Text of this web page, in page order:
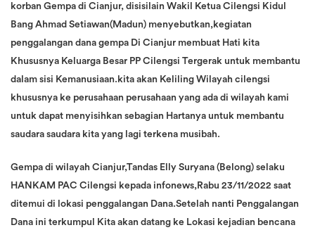
korban Gempa di Cianjur, disisilain Wakil Ketua Cilengsi Kidul
Bang Ahmad Setiawan(Madun) menyebutkan,kegiatan
penggalangan dana gempa Di Cianjur membuat Hati kita
Khususnya Keluarga Besar PP Cilengsi Tergerak untuk membantu
dalam sisi Kemanusiaan.kita akan Keliling Wilayah cilengsi
khususnya ke perusahaan perusahaan yang ada di wilayah kami
untuk dapat menyisihkan sebagian Hartanya untuk membantu
saudara saudara kita yang lagi terkena musibah.
Gempa di wilayah Cianjur,Tandas Elly Suryana (Belong) selaku
HANKAM PAC Cilengsi kepada infonews,Rabu 23/11/2022 saat
ditemui di lokasi penggalangan Dana.Setelah nanti Penggalangan
Dana ini terkumpul Kita akan datang ke Lokasi kejadian bencana